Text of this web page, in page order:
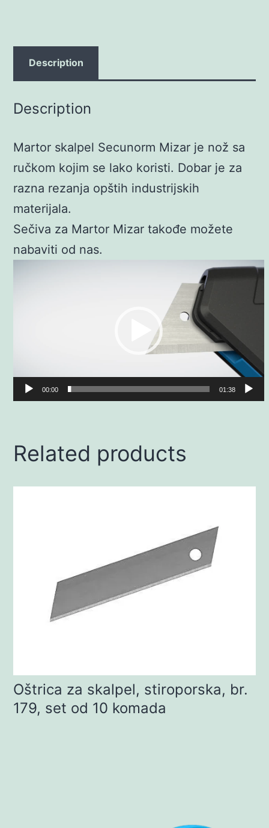
Description
Description
Martor skalpel Secunorm Mizar je nož sa
ručkom kojim se lako koristi. Dobar je za
razna rezanja opštih industrijskih
materijala.
Sečiva za Martor Mizar takođe možete
nabaviti od nas.
00:00 01:38
Related products
Oštrica za skalpel, stiroporska, br.
179, set od 10 komada